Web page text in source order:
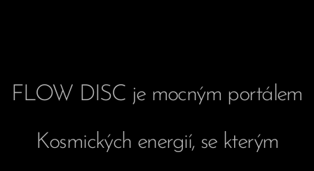
FLOW DISC je mocným portálem
Kosmických energií, se kterým